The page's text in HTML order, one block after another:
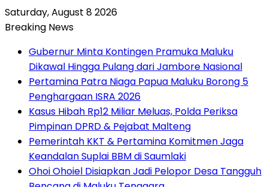
Saturday, August 8 2026
Breaking News
Gubernur Minta Kontingen Pramuka Maluku
Dikawal Hingga Pulang dari Jambore Nasional
Pertamina Patra Niaga Papua Maluku Borong 5
Penghargaan ISRA 2026
Kasus Hibah Rp12 Miliar Meluas, Polda Periksa
Pimpinan DPRD & Pejabat Malteng
Pemerintah KKT & Pertamina Komitmen Jaga
Keandalan Suplai BBM di Saumlaki
Ohoi Ohoiel Disiapkan Jadi Pelopor Desa Tangguh